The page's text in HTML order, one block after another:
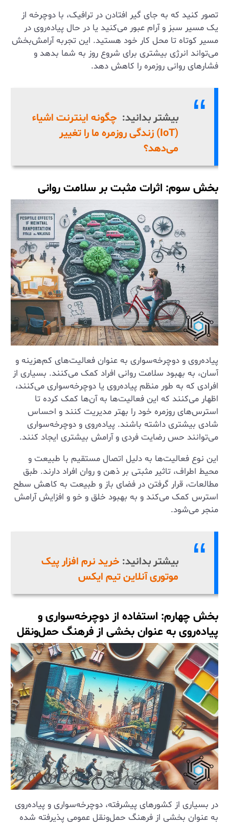
تصور کنید که به جای گیر افتادن در ترافیک، با دوچرخه از
یک مسیر سبز و آرام عبور می‌کنید یا در حال پیاده‌روی در
مسیر کوتاه تا محل کار خود هستید. این تجربه آرامش‌بخش
می‌تواند انرژی بیشتری برای شروع روز به شما بدهد و
فشارهای روانی روزمره را کاهش دهد.
بیشتر بدانید: چگونه اینترنت اشیاء
(IoT) زندگی روزمره ما را تغییر
می‌دهد؟
بخش سوم: اثرات مثبت بر سلامت روانی
پیاده‌روی و دوچرخه‌سواری به عنوان فعالیت‌های کم‌هزینه و
آسان، به بهبود سلامت روانی افراد کمک می‌کنند. بسیاری از
افرادی که به طور منظم پیاده‌روی یا دوچرخه‌سواری می‌کنند،
اظهار می‌کنند که این فعالیت‌ها به آن‌ها کمک کرده تا
استرس‌های روزمره خود را بهتر مدیریت کنند و احساس
شادی بیشتری داشته باشند. پیاده‌روی و دوچرخه‌سواری
می‌توانند حس رضایت فردی و آرامش بیشتری ایجاد کنند.
این نوع فعالیت‌ها به دلیل اتصال مستقیم با طبیعت و
محیط اطراف، تاثیر مثبتی بر ذهن و روان افراد دارند. طبق
مطالعات، قرار گرفتن در فضای باز و طبیعت به کاهش سطح
استرس کمک می‌کند و به بهبود خلق و خو و افزایش آرامش
منجر می‌شود.
بیشتر بدانید: خرید نرم افزار پیک
موتوری آنلاین تیم ایکس
بخش چهارم: استفاده از دوچرخه‌سواری و
پیاده‌روی به عنوان بخشی از فرهنگ حمل‌ونقل
در بسیاری از کشورهای پیشرفته، دوچرخه‌سواری و پیاده‌روی
به عنوان بخشی از فرهنگ حمل‌ونقل عمومی پذیرفته شده